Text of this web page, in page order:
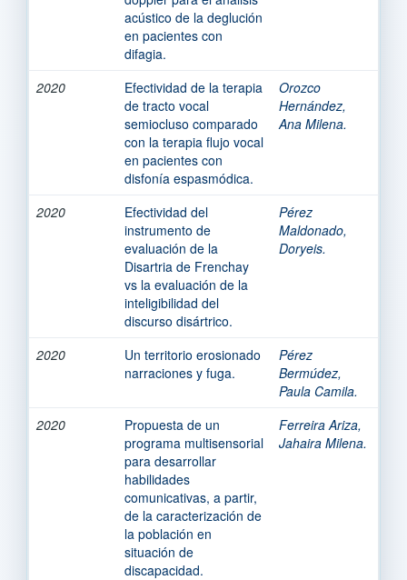
acústico de la deglución
en pacientes con
difagia.
2020
Efectividad de la terapia
de tracto vocal
semiocluso comparado
con la terapia flujo vocal
en pacientes con
disfonía espasmódica.
Orozco
Hernández,
Ana Milena.
2020
Efectividad del
instrumento de
evaluación de la
Disartria de Frenchay
vs la evaluación de la
inteligibilidad del
discurso disártrico.
Pérez
Maldonado,
Doryeis.
2020
Un territorio erosionado
narraciones y fuga.
Pérez
Bermúdez,
Paula Camila.
2020
Propuesta de un
programa multisensorial
para desarrollar
habilidades
comunicativas, a partir,
de la caracterización de
la población en
situación de
discapacidad.
Ferreira Ariza,
Jahaira Milena.